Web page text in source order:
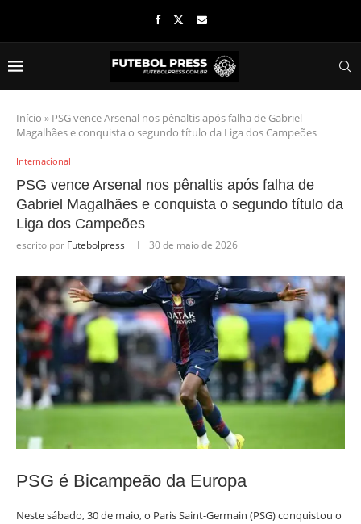
Início » PSG vence Arsenal nos pênaltis após falha de Gabriel
Magalhães e conquista o segundo título da Liga dos Campeões
Internacional
PSG vence Arsenal nos pênaltis após falha de
Gabriel Magalhães e conquista o segundo título da
Liga dos Campeões
escrito por Futebolpress 30 de maio de 2026
PSG é Bicampeão da Europa
Neste sábado, 30 de maio, o Paris Saint-Germain (PSG) conquistou o